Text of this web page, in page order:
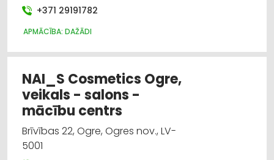
+371 29191782
APMĀCĪBA: DAŽĀDI
NAI_S Cosmetics Ogre,
veikals - salons -
mācību centrs
Brīvības 22, Ogre, Ogres nov., LV-
5001